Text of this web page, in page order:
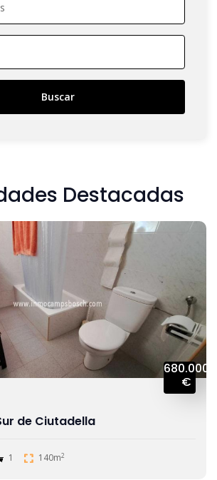
Destacadas
680.000
€
de Ciutadella
1 140m2